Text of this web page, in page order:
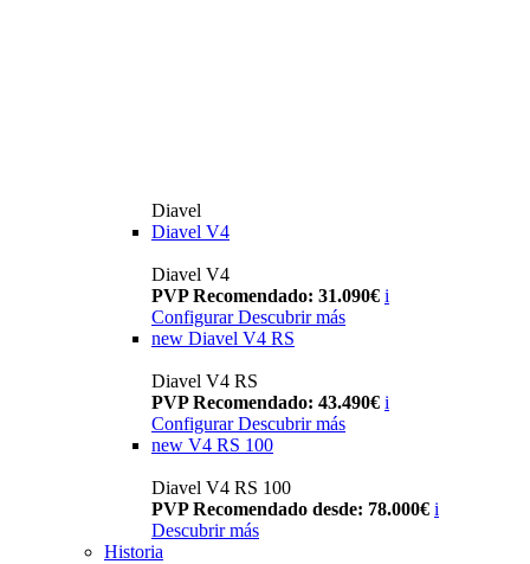
Diavel
Diavel V4
Diavel V4
PVP Recomendado: 31.090€ i
Configurar Descubrir más
new Diavel V4 RS
Diavel V4 RS
PVP Recomendado: 43.490€ i
Configurar Descubrir más
new V4 RS 100
Diavel V4 RS 100
PVP Recomendado desde: 78.000€ i
Descubrir más
Historia